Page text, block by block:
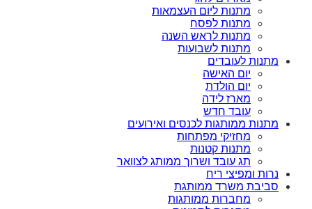
מתנות ליום העצמאות
מתנות לפסח
מתנות לראש השנה
מתנות לשבועות
מתנות לעובדים
יום האישה
יום הולדת
מארז לידה
עובד חדש
מתנות ממותגות לכנסים ואירועים
מחזיקי מפתחות
מתנות קטנות
תג עובד ושרוך ממותג לצוואר
נרות ומפיצי ריח
סביבת משרד ממותגת
מחברות ממותגות